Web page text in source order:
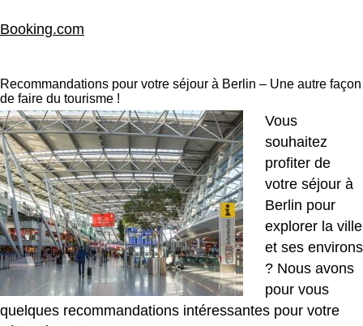
Booking.com
Recommandations pour votre séjour à Berlin – Une autre façon
de faire du tourisme !
Vous
souhaitez
profiter de
votre séjour à
Berlin pour
explorer la ville
et ses environs
? Nous avons
pour vous
quelques recommandations intéressantes pour votre